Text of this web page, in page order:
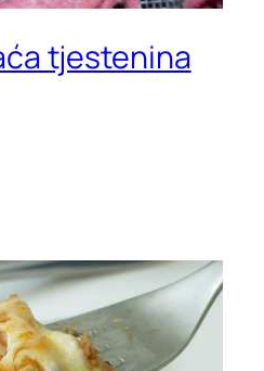
tjestenina